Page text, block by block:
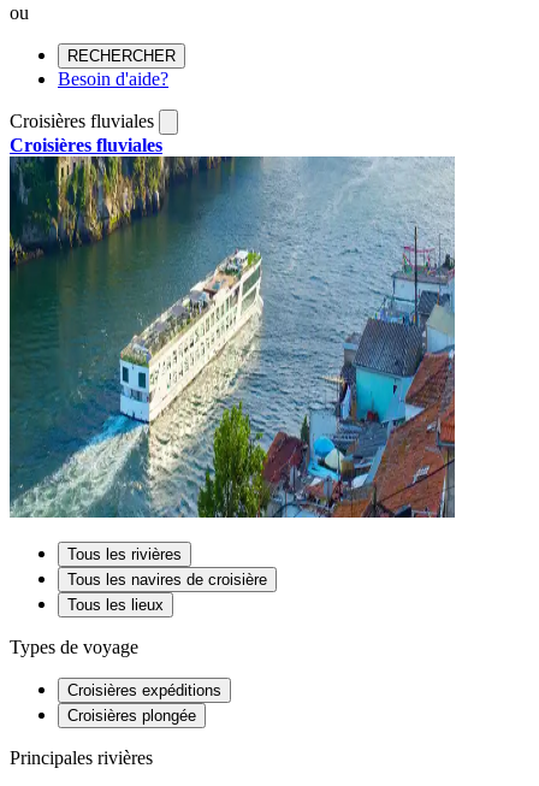
ou
RECHERCHER
Besoin d'aide?
Croisières fluviales
Croisières fluviales
Tous les rivières
Tous les navires de croisière
Tous les lieux
Types de voyage
Croisières expéditions
Croisières plongée
Principales rivières